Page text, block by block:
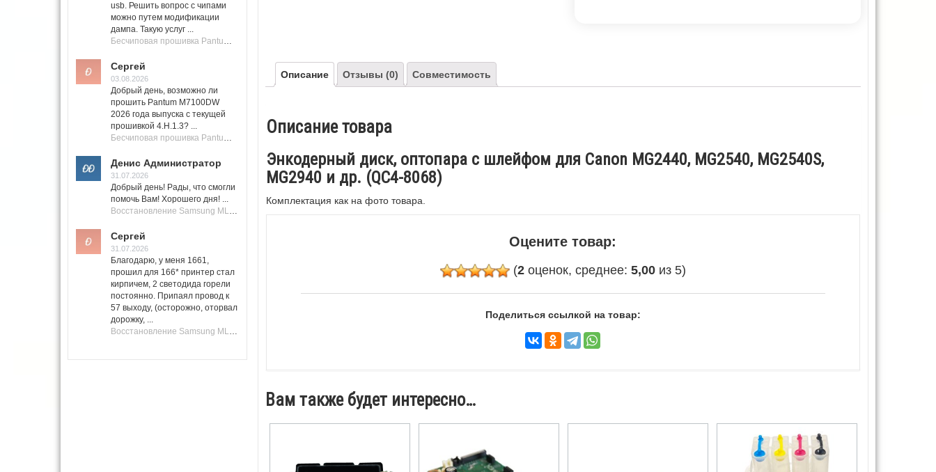
usb. Решить вопрос с чипами
можно путем модификации
дампа. Такую услуг ...
Бесчиповая прошивка Pantum M7100 Series (M7100, M7108, M7102, M7103, M7105)
Сергей
03.08.2026
Добрый день, возможно ли
прошить Pantum M7100DW
2026 года выпуска с текущей
прошивкой 4.H.1.3? ...
Бесчиповая прошивка Pantum M7100 Series (M7100, M7108, M7102, M7103, M7105)
Денис Администратор
31.07.2026
Добрый день! Рады, что смогли
помочь Вам! Хорошего дня! ...
Восстановление Samsung ML-1661, ML-1666 после не удачной прошивки.
Сергей
31.07.2026
Благодарю, у меня 1661,
прошил для 166* принтер стал
кирпичем, 2 светодида горели
постоянно. Припаял провод к
57 выходу, (осторожно, оторвал
дорожку, ...
Восстановление Samsung ML-1661, ML-1666 после не удачной прошивки.
Описание Отзывы (0) Совместимость
Описание товара
Энкодерный диск, оптопара с шлейфом для Canon MG2440, MG2540, MG2540S,
MG2940 и др. (QC4-8068)
Комплектация как на фото товара.
Оцените товар:
(2оценок, среднее: 5,00из 5)
Поделиться ссылкой на товар:
Вам также будет интересно…